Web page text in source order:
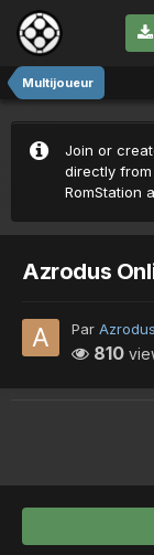
Multijoueur
Join or
directly from
RomStation
Azrodus
Par Azrodus
810